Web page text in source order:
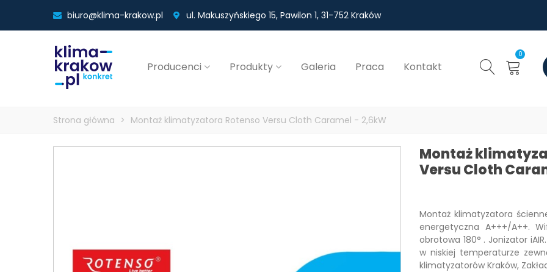
biuro@klima-krakow.pl ul. Makuszyńskiego 15, Pawilon 1, 31-752 Kraków
Producenci Produkty Galeria Praca Kontakt
0
Strona główna > Montaż klimatyzatora Rotenso Versu Cloth Caramel - 2,6kW
Montaż
Versu Cloth
Montaż klimatyzatora
energetyczna A+++/A++.
obrotowa 180° . Jonizator
w niskiej temperaturze
klimatyzatorów Kraków,